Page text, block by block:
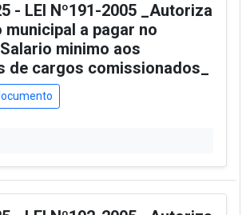
- LEI Nº191-2005 _Autoriza
a pagar no
minimo aos
de cargos comissionados_